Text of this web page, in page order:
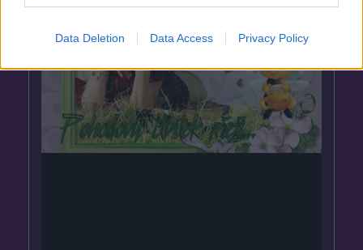
Data Deletion Data Access Privacy Policy